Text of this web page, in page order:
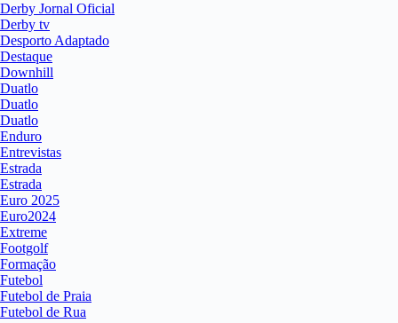
Derby Jornal Oficial
Derby tv
Desporto Adaptado
Destaque
Downhill
Duatlo
Duatlo
Duatlo
Enduro
Entrevistas
Estrada
Estrada
Euro 2025
Euro2024
Extreme
Footgolf
Formação
Futebol
Futebol de Praia
Futebol de Rua